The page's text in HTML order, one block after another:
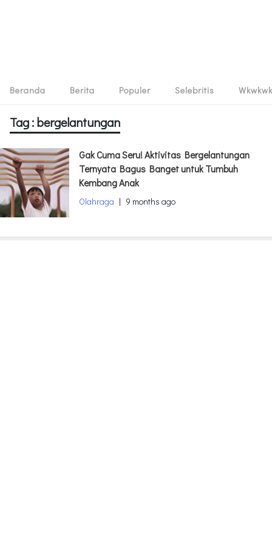
Beranda Berita Populer Selebritis Wkwkwk
Tag : bergelantungan
Gak Cuma Seru! Aktivitas Bergelantungan
Ternyata Bagus Banget untuk Tumbuh
Kembang Anak
Olahraga | 9 months ago